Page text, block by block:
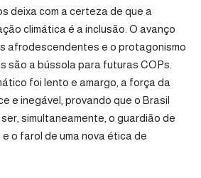
deixa com a certeza de que a
climática é a inclusão. O avanço
afrodescendentes e o protagonismo
são a bússola para futuras COPs.
foi lento e amargo, a força da
e inegável, provando que o Brasil
simultaneamente, o guardião de
o farol de uma nova ética de